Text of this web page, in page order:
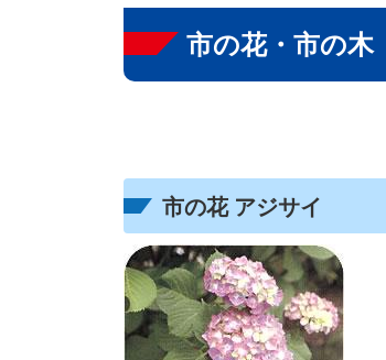
市の花・市の木
市の花 アジサイ